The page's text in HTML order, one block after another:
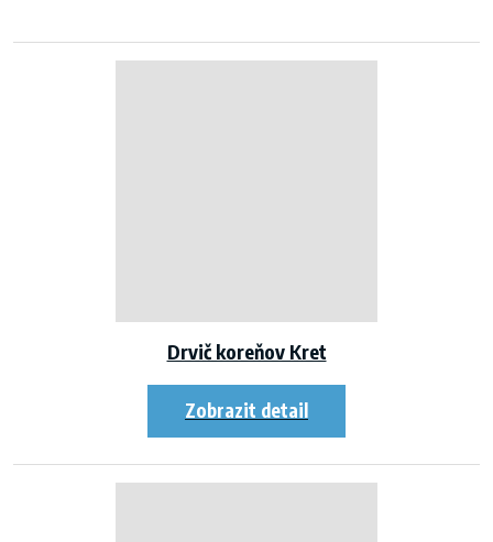
Drvič koreňov Kret